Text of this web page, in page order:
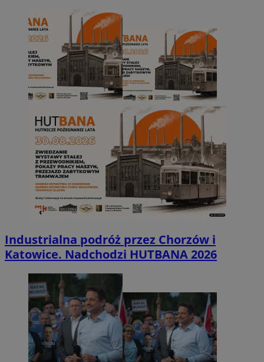
Industrialna podróż przez Chorzów i
Katowice. Nadchodzi HUTBANA 2026